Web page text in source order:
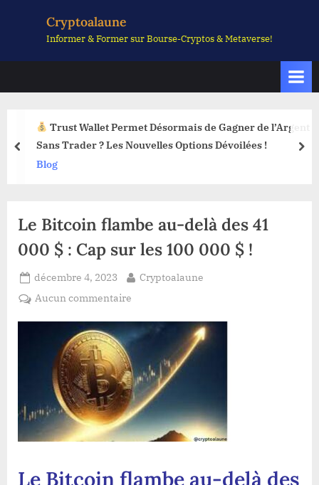
Cryptoalaune
Informer & Former sur Bourse-Cryptos & Metaverse!
Trust Wallet Permet Désormais de Gagner de l’Argent
Sans Trader ? Les Nouvelles Options Dévoilées !
Blog
prev
Le Bitcoin flambe au-delà des 41
000 $ : Cap sur les 100 000 $ !
Posted
on
décembre 4, 2023 By
Cryptoalaune
Aucun commentaire
Bitcoin
au-
delà
des
41
000
$
Cap
Le Bitcoin flambe au-delà des